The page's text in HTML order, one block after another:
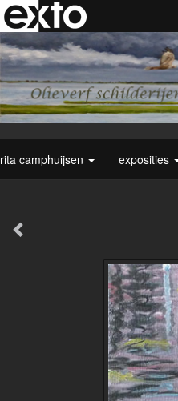
rita camphuijsen exposities